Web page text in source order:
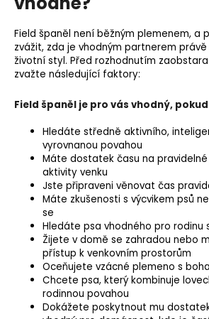
Field španěl není běžným plemenem, a
zvážit, zda je vhodným partnerem
životní styl. Před rozhodnutím
zvažte následující faktory:
Field španěl je pro vás vhodný,
Hledáte středně aktivního,
vyrovnanou povahou
Máte dostatek času na
aktivity venku
Jste připraveni věnovat čas
Máte zkušenosti s výcvikem psů
se
Hledáte psa vhodného pro rodinu
Žijete v domě se zahradou nebo
přístup k venkovním prostorům
Oceňujete vzácné plemeno s
Chcete psa, který kombinuje
rodinnou povahou
Dokážete poskytnout mu